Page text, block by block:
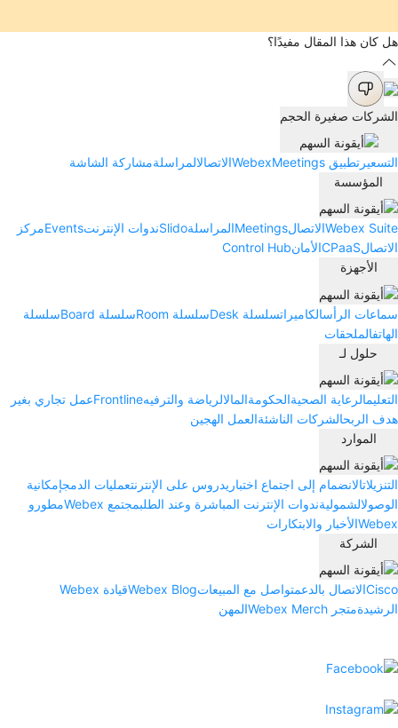
هل كان هذا المقال مفيدًا؟
الشركات صغيرة الحجم
التسعير تطبيق Webex Meetings الاتصالالمراسلةمشاركة الشاشة
المؤسسة
Webex SuiteالاتصالMeetingsالمراسلةSlidoندوات الإنترنتEventsمركز
الاتصالCPaaSالأمانControl Hub
الأجهزة
سماعات الرأسالكاميراتسلسلة Desk سلسلة Room سلسلة Board
سلسلة
الهاتفالملحقات
حلول لـ
التعليمالرعاية الصحيةالحكومةالمالالرياضة والترفيهFrontlineعمل تجاري بغير
هدف الربحالشركات الناشئةالعمل الهجين
الموارد
التنزيلاتالانضمام إلى اجتماع اختباريدروس على الإنترنتعمليات الدمجإمكانية
الوصولالشموليةندوات الإنترنت المباشرة وعند الطلبمجتمع Webex
مطورو
Webexالأخبار والابتكارات
الشركة
Ciscoالاتصال بالدعمتواصل مع المبيعاتWebex Blog
قيادة Webex
الرشيدةمتجر Webex Merch المهن